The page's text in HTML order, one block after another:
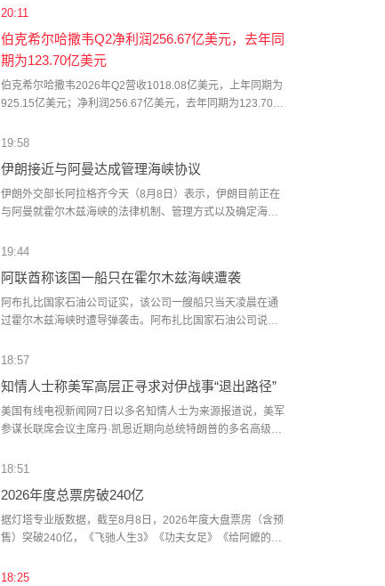
自营门店今年第二次独立提价。7月底，记者从茅台自营门店
值得一提的是，与上一次飞天茅台酒单品提价不同，除飞天
茅台之外，五星、经典版马年生肖、精品茅台三款产品售价
也有所上调，分别涨至1743元/瓶、1951元/瓶、2410元/瓶。
据了解，取消自营体系分销模式后，茅台自营体系由线下自
于掌握定价主导权。随着“i茅台”的出现，价格主导权已经从经
销商和黄牛手中转移到厂方。公司可以根据实时动态，调节
传统渠道发货与i茅台的供货节奏，在挤压灰色炒作空间的同
20:11
伯克希尔哈撒韦Q2净利润256.67亿美元，去年同
期为123.70亿美元
伯克希尔哈撒韦2026年Q2营收1018.08亿美元，上年同期为
925.15亿美元；净利润256.67亿美元，去年同期为123.70亿
元。
19:58
伊朗接近与阿曼达成管理海峡协议
伊朗外交部长阿拉格齐今天（8月8日）表示，伊朗目前正在
与阿曼就霍尔木兹海峡的法律机制、管理方式以及确定海峡
是，霍尔木兹海峡能否重新开放还取决于其他条件，包括美
过去霍尔木兹海峡存在一套分道通航制，但伊朗认为，原有
路线已经不再适合作为船舶通行路线，伊方无法接受继续使
用该路线。因此，有必要规划一套新的通航机制，不过这涉
通航路线。在新的正式通航路线最终确定之前，将首先设立
题上，伊朗和阿曼两国的军事部门已根据现有海图展开磋
商。待相关谈判完成并形成最终结论后，新的通航路线将得
到确定。（CCTV国际时讯）
19:44
阿联酋称该国一船只在霍尔木兹海峡遭袭
阿布扎比国家石油公司证实，该公司一艘船只当天凌晨在通
过霍尔木兹海峡时遭导弹袭击。阿布扎比国家石油公司说，
船只具体类型、导弹来源以及船只受损情况等更多细节。
18:57
知情人士称美军高层正寻求对伊战事“退出路径”
美国有线电视新闻网7日以多名知情人士为来源报道说，美军
参谋长联席会议主席丹·凯恩近期向总统特朗普的多名高级顾
知情人士的话说，过去几周内，凯恩同中央情报局局长拉特
突的担忧，提出寻求退出对伊战事的可能性。报道说，相较
于派遣地面部队，特朗普更倾向于通过空袭伊朗来达成作战
目标，但凯恩等人认为“不太可能实现”。（新华社）
18:51
2026年度总票房破240亿
据灯塔专业版数据，截至8月8日，2026年度大盘票房（含预
售）突破240亿，《飞驰人生3》《功夫女足》《给阿嬷的情
（财联社）
18:25